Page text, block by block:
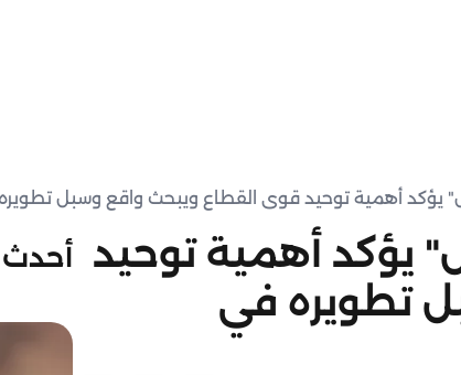
يؤكد أهمية توحيد قوى القطاع ويبحث واقع وسبل
يؤكد أهمية توحيد
تطويره في
أحدث